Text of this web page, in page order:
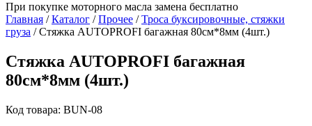
При покупке моторного масла замена бесплатно
Главная /Каталог /Прочее /Троса буксировочные, стяжки
груза /Стяжка AUTOPROFI багажная 80см*8мм (4шт.)
Стяжка AUTOPROFI багажная
80см*8мм (4шт.)
Код товара: BUN-08